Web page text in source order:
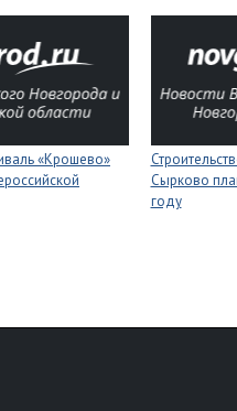
«Крошево»
Сырково
году